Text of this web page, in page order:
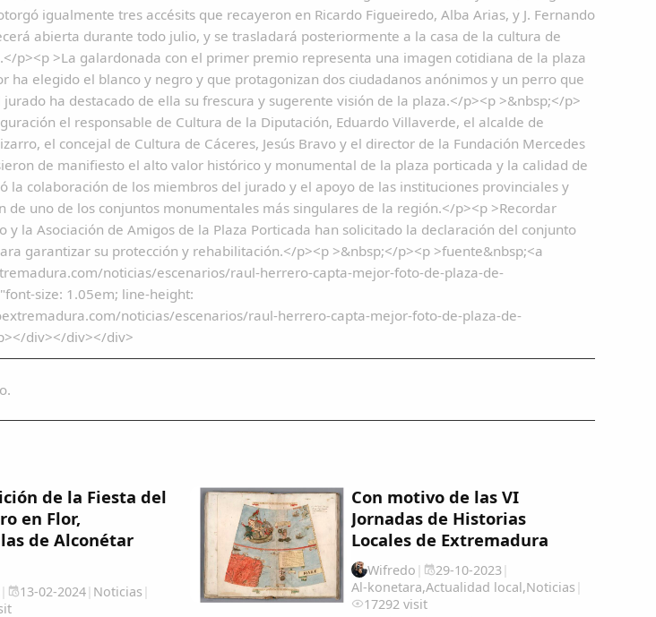
igualmente tres accésits que recayeron en Ricardo Figueiredo, Alba Arias, y J. Fernando
abierta durante todo julio, y se trasladará posteriormente a la casa de la cultura de
p><p >La galardonada con el primer premio representa una imagen cotidiana de la plaza
ha elegido el blanco y negro y que protagonizan dos ciudadanos anónimos y un perro que
jurado ha destacado de ella su frescura y sugerente visión de la plaza.</p><p >&nbsp;</p>
el responsable de Cultura de la Diputación, Eduardo Villaverde, el alcalde de
el concejal de Cultura de Cáceres, Jesús Bravo y el director de la Fundación Mercedes
de manifiesto el alto valor histórico y monumental de la plaza porticada y la calidad de
la colaboración de los miembros del jurado y el apoyo de las instituciones provinciales y
de uno de los conjuntos monumentales más singulares de la región.</p><p >Recordar
la Asociación de Amigos de la Plaza Porticada han solicitado la declaración del conjunto
garantizar su protección y rehabilitación.</p><p >&nbsp;</p><p >fuente&nbsp;<a
noticias/escenarios/raul-herrero-capta-mejor-foto-de-plaza-de-
size: 1.05em; line-height:
noticias/escenarios/raul-herrero-capta-mejor-foto-de-plaza-de-
div></div></div>
de la Fiesta del
en Flor,
de Alconétar
| 13-02-2024| Noticias |
Con motivo de las VI
Jornadas de Historias
Locales de Extremadura
Wifredo | 29-10-2023|
Al-konetara,Actualidad local,Noticias |
17292 visit